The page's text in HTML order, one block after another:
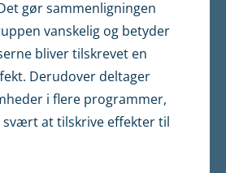
gør sammenligningen
vanskelig og betyder
bliver tilskrevet en
Derudover deltager
i flere programmer,
svært at tilskrive effekter til